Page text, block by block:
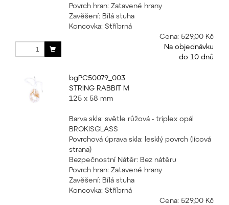
Povrch hran: Zatavené hrany
Zavěšení: Bílá stuha
Koncovka: Stříbrná
Cena: 529,00 Kč
Na objednávku
do 10 dnů
bgPC50079_003
STRING RABBIT M
125 x 58 mm
Barva skla: světle růžová - triplex opál
BROKISGLASS
Povrchová úprava skla: lesklý povrch (lícová
strana)
Bezpečnostní Nátěr: Bez nátěru
Povrch hran: Zatavené hrany
Zavěšení: Bílá stuha
Koncovka: Stříbrná
Cena: 529,00 Kč